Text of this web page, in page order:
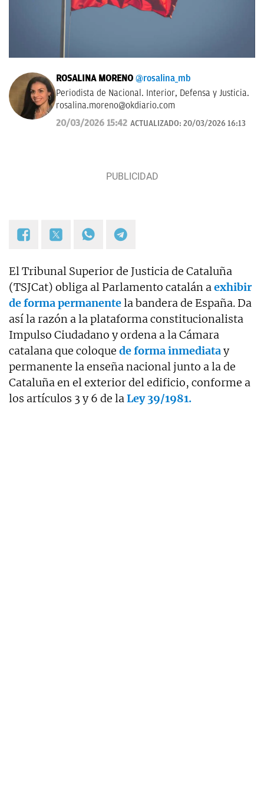
ROSALINA MORENO @rosalina_mb
Periodista de Nacional. Interior, Defensa y Justicia.
rosalina.moreno@okdiario.com
20/03/2026 15:42 ACTUALIZADO: 20/03/2026 16:13
El Tribunal Superior de Justicia de Cataluña
(TSJCat) obliga al Parlamento catalán aexhibir
de forma permanentela bandera de España. Da
así la razón a la plataforma constitucionalista
Impulso Ciudadano y ordena a la Cámara
catalana que coloque de forma inmediatay
permanente la enseña nacional junto a la de
Cataluña en el exterior del edificio, conforme a
los artículos 3 y 6 de laLey 39/1981.